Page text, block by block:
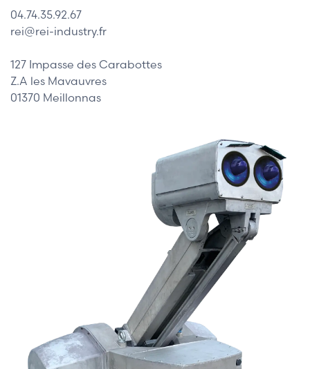
04.74.35.92.67
rei@rei-industry.fr
127 Impasse des Carabottes
Z.A les Mavauvres
01370 Meillonnas